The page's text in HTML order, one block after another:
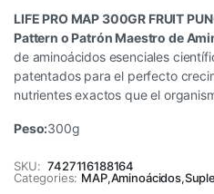
LIFE PRO MAP 300GR FRUIT
Pattern o Patrón Maestro de
de aminoácidos esenciales
patentados para el perfecto
nutrientes exactos que el
Peso:300g
SKU: 7427116188164
Categories: MAP,Aminoácidos,